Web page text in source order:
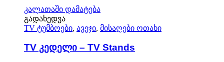
კალათაში დამატება
გადახედვა
TV ტუმბოები, ავეჯი, მისაღები ოთახი
TV კედელი – TV Stands